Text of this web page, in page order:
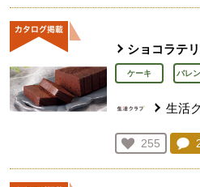
ショコラテ
ケーキ バレ
生活
お気に入り
255
人が登録